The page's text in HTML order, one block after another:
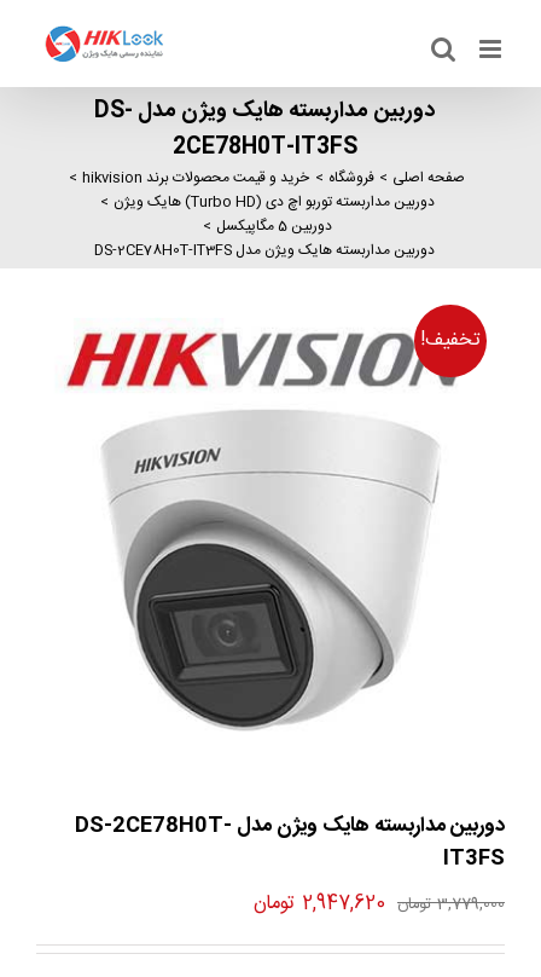
content
دوربین مداربسته هایک ویژن مدل DS-
2CE78H0T-IT3FS
صفحه اصلی فروشگاه
خرید و قیمت محصولات برند hikvision
دوربین مداربسته توربو اچ دی (Turbo HD) هایک ویژن
دوربین 5 مگاپیکسل
دوربین مداربسته هایک ویژن مدل DS-2CE78H0T-IT3FS
تخفیف!
دوربین مداربسته هایک ویژن مدل DS-2CE78H0T-
IT3FS
3,779,000تومان قیمت
2,947,620 تومانقیمت